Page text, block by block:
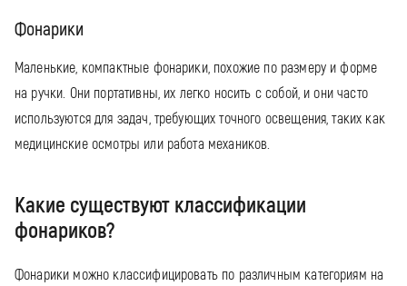
Фонарики
Маленькие, компактные фонарики, похожие по размеру и форме
на ручки. Они портативны, их легко носить с собой, и они часто
используются для задач, требующих точного освещения, таких как
медицинские осмотры или работа механиков.
Какие существуют классификации
фонариков?
Фонарики можно классифицировать по различным категориям на